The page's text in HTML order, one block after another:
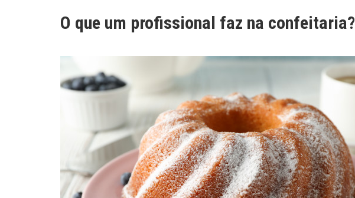
O que um profissional faz na confeitaria?